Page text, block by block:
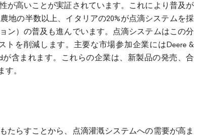
が高いことが実証されています。これにより普及が
地の半数以上、イタリアの20%が点滴システムを採
ン）の普及も進んでいます。点滴システムはこの分
を削減します。主要な市場参加企業にはDeere &
が含まれます。これらの企業は、新製品の発売、合
。
たらすことから、点滴灌漑システムへの需要が高ま